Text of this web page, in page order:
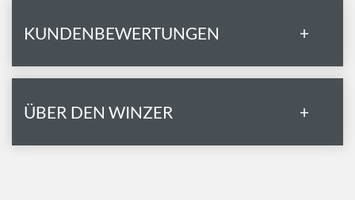
KUNDENBEWERTUNGEN +
ÜBER DEN WINZER +